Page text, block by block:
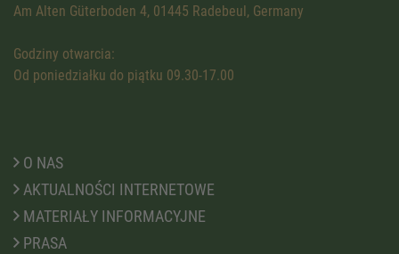
Am Alten Güterboden 4, 01445 Radebeul, Germany
Godziny otwarcia:
Od poniedziałku do piątku 09.30-17.00
O NAS
AKTUALNOŚCI INTERNETOWE
MATERIAŁY INFORMACYJNE
PRASA